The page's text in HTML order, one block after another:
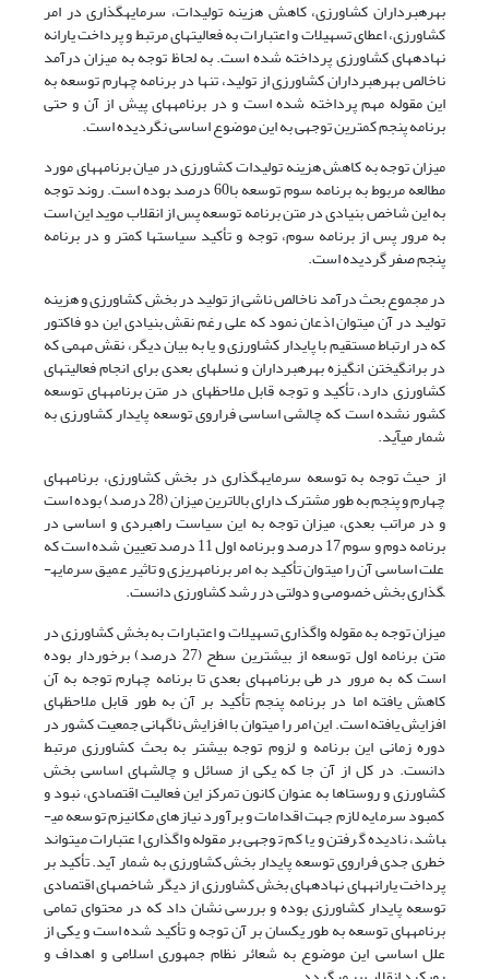
بهره­برداران کشاورزی، کاهش هزینه تولیدات، سرمایه­گذاری در امر
کشاورزی، اعطای تسهیلات و اعتبارات به فعالیت­های مرتبط و پرداخت یارانه
نهاده­های کشاورزی پرداخته شده است. به لحاظ توجه به میزان درآمد
ناخالص بهره­برداران کشاورزی از تولید، تنها در برنامه چهارم توسعه به
این مقوله مهم پرداخته شده است و در برنامه­های پیش از آن و حتی
برنامه پنجم کمترین توجهی به این موضوع اساسی نگردیده است.
میزان توجه به کاهش هزینه تولیدات کشاورزی در میان برنامه­های مورد
مطالعه مربوط به برنامه سوم توسعه با60 درصد بوده است. روند توجه
به این شاخص بنیادی در متن برنامه توسعه پس از انقلاب موید این است
به مرور پس از برنامه سوم، توجه و تأکید سیاست­ها کمتر و در برنامه
پنجم صفر گردیده است.
در مجموع بحث درآمد ناخالص ناشی از تولید در بخش کشاورزی و هزینه
تولید در آن می­توان اذعان نمود که علی رغم نقش بنیادی این دو فاکتور
که در ارتباط مستقیم با پایدار کشاورزی و یا به بیان دیگر، نقش مهمی که
در برانگیختن انگیزه بهره­برداران و نسل­های بعدی برای انجام فعالیت­های
کشاورزی دارد، تأکید و توجه قابل ملاحظه­ای در متن برنامه­های توسعه
کشور نشده است که چالشی اساسی فراروی توسعه پایدار کشاورزی به
شمار می­آید.
از حیث توجه به توسعه سرمایه­گذاری در بخش کشاورزی، برنامه­های
چهارم و پنجم به طور مشترک دارای بالاترین میزان (28 درصد) بوده است
و در مراتب بعدی، میزان توجه به این سیاست راهبردی و اساسی در
برنامه دوم و سوم 17 درصد و برنامه اول 11 درصد تعیین شده است که
علت اساسی آن را می­توان تأکید به امر برنامه­ریزی و تاثیر عمیق سرمایه­
گذاری بخش خصوصی و دولتی در رشد کشاورزی دانست.
میزان توجه به مقوله واگذاری تسهیلات و اعتبارات به بخش کشاورزی در
متن برنامه اول توسعه از بیشترین سطح (27 درصد) برخوردار بوده
است که به مرور در طی برنامه­های بعدی تا برنامه چهارم توجه به آن
کاهش یافته اما در برنامه پنجم تأکید بر آن به طور قابل ملاحظه­ای
افزایش یافته است. این امر را می­توان با افزایش ناگهانی جمعیت کشور در
دوره زمانی این برنامه و لزوم توجه بیشتر به بحث کشاورزی مرتبط
دانست. در کل از آن جا که یکی از مسائل و چالش­های اساسی بخش
کشاورزی و روستاها به عنوان کانون تمرکز این فعالیت اقتصادی، نبود و
کمبود سرمایه لازم جهت اقدامات و برآورد نیازهای مکانیزم توسعه می­
باشد، نادیده گرفتن و یا کم توجهی بر مقوله واگذاری اعتبارات می­تواند
خطری جدی فراروی توسعه پایدار بخش کشاورزی به شمار آید. تأکید بر
پرداخت یارانه­های نهاده­های بخش کشاورزی از دیگر شاخص­های اقتصادی
توسعه پایدار کشاورزی بوده و بررسی­ نشان داد که در محتوای تمامی
برنامه­های توسعه به طور یکسان بر آن توجه و تأکید شده است و یکی از
علل اساسی این موضوع به شعائر نظام جمهوری اسلامی و اهداف و